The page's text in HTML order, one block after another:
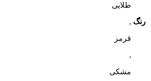
رنگ
طلایی
,
قرمز
,
مشکی